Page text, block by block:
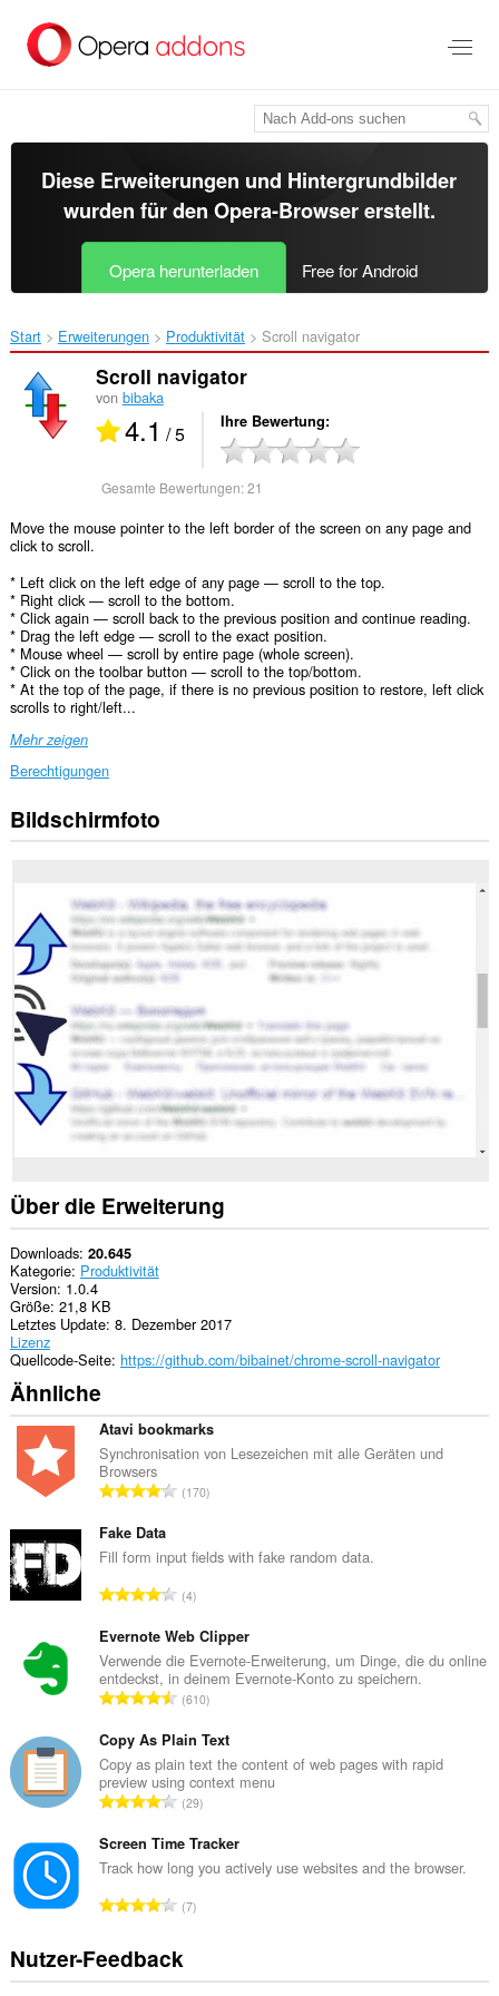
Hauptinhalt
springen
Diese Erweiterungen und Hintergrundbilder
wurden für den Opera-Browsererstellt.
Opera herunterladen Free for Android
Start Erweiterungen Produktivität Scroll navigator‎
Scroll navigator
von bibaka
4.1 / 5 Ihre Bewertung
Gesamte Bewertungen:21
Move the mouse pointer to the left border of the screen on any page and
click to scroll.
* Left click on the left edge of any page — scroll to the top.
* Right click — scroll to the bottom.
* Click again — scroll back to the previous position and continue reading.
* Drag the left edge — scroll to the exact position.
* Mouse wheel — scroll by entire page (whole screen).
* Click on the toolbar button — scroll to the top/bottom.
* At the top of the page, if there is no previous position to restore, left click
scrolls to right/left...
Mehr zeigen
Berechtigungen
Diese
Erweiterung
Daten
auf
allen
Webseiten
zugreifen.
Bildschirmfoto
Über die Erweiterung
Downloads 20.645
Kategorie Produktivität
Version 1.0.4
Größe 21,8 KB
Letztes Update 8. Dezember 2017
Lizenz
Quellcode-Seite https://github.com/bibainet/chrome-scroll-navigator
Ähnliche
Atavi bookmarks
Synchronisation von Lesezeichen mit alle Geräten und
Browsers
G
a
t
B
e
w
e
r
t
u
n
e
n
170
Fake Data
Fill form input fields with fake random data.
G
s
a
m
t
B
e
w
e
r
t
n
e
n
4
Evernote Web Clipper
Verwende die Evernote-Erweiterung, um Dinge, die du online
entdeckst, in deinem Evernote-Konto zu speichern.
G
s
a
m
t
B
e
w
e
t
u
610
Copy As Plain Text
Copy as plain text the content of web pages with rapid
preview using context menu
G
s
a
t
B
e
29
Screen Time Tracker
Track how long you actively use websites and the browser.
G
s
a
7
Nutzer-Feedback